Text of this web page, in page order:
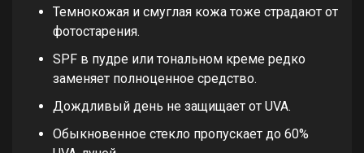
Темнокожая и смуглая кожа тоже страдают от
фотостарения.
SPF в пудре или тональном креме редко
заменяет полноценное средство.
Дождливый день не защищает от UVA.
Обыкновенное стекло пропускает до 60%